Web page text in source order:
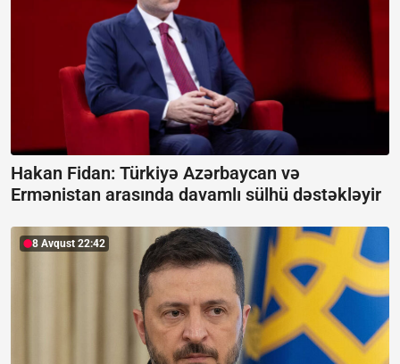
Hakan Fidan: Türkiyə Azərbaycan və
Ermənistan arasında davamlı sülhü dəstəkləyir
8 Avqust 22:42